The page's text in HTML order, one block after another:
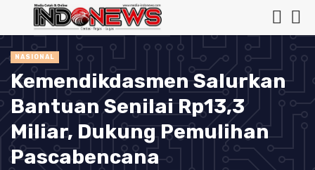
NASIONAL
Kemendikdasmen Salurkan
Bantuan Senilai Rp13,3
Miliar, Dukung Pemulihan
Pascabencana